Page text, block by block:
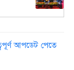
আপডেট পেতে